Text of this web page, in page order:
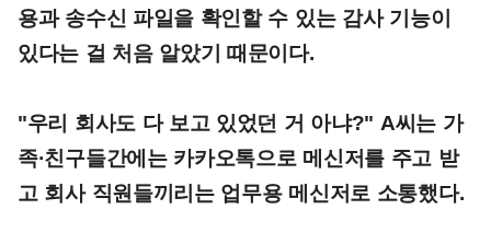
용과 송수신 파일을 확인할 수 있는 감사 기능이
있다는 걸 처음 알았기 때문이다.
"우리 회사도 다 보고 있었던 거 아냐?" A씨는 가
족·친구들간에는 카카오톡으로 메신저를 주고 받
고 회사 직원들끼리는 업무용 메신저로 소통했다.